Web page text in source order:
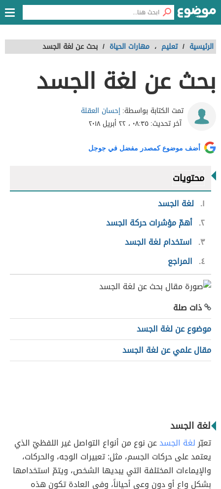
الرئيسية / تعليم ، مهارات الحياة / بحث عن لغة الجسد
بحث عن لغة الجسد
تمت الكتابة بواسطة:إحسان العقلة
آخر تحديث:٠٨:٣٥ ، ٢٢ أبريل ٢٠١٨
أضف موضوع كمصدر مفضل في جوجل
محتويات
١ لغة الجسد
٢ أهمّ مؤشرات حركة الجسد
٣
استخدام لغة الجسد
٤
المراجع
ذات صلة
موضوع عن لغة الجسد
مقال علمي عن لغة الجسد
لغة الجسد
تعبّرلغة الجسدعن نوع من أنواع التواصل غير اللفظيّ الذي
يعتمد على حركات الجسم، مثل: تعبيرات الوجه، والحركات،
والإيماءات المختلفة التي يبديها الشخص، ويتمّ استخدامها
بشكل واعٍ أو دون وعي أحياناً، وفي العادة تكون هذه